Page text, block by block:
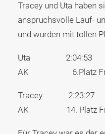
Tracey und Uta haben
anspruchsvolle Lauf-
und wurden mit tollen
Uta 2:04:53
AK 6.Platz
Tracey
AK 14. Platz